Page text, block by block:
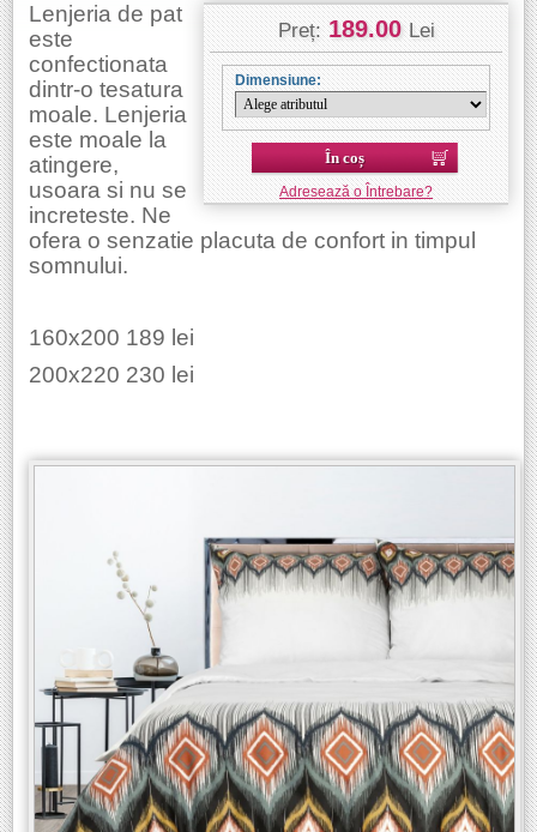
Preț: 189.00 Lei
Dimensiune:
În coș
Adresează o Întrebare?
Lenjeria de pat
este
confectionata
dintr-o tesatura
moale. Lenjeria
este moale la
atingere,
usoara si nu se
increteste. Ne
ofera o senzatie placuta de confort in timpul
somnului.
160x200 189 lei
200x220 230 lei